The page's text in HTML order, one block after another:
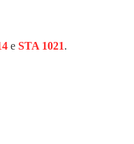
eSTA 1021.